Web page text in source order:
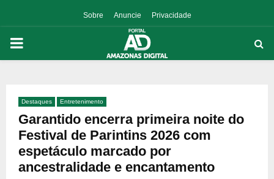
Sobre Anuncie Privacidade
PRIMARY
Destaques Entretenimento
Garantido encerra primeira noite do
Festival de Parintins 2026 com
espetáculo marcado por
ancestralidade e encantamento